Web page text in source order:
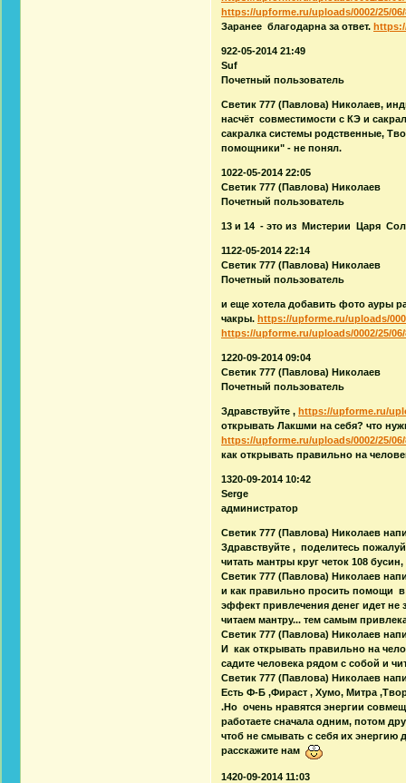
https://upforme.ru/uploads/0002/25/
Заранее благодарна за ответ.
922-05-2014 21:49
Suf
Почетный пользователь
Светик 777 (Павлова) Николаев,
насчёт совместимости с КЭ и
сакралка системы родственные,
помощники" - не понял.
1022-05-2014 22:05
Светик 777 (Павлова) Николаев
Почетный пользователь
13 и 14 - это из Мистерии Царя
1122-05-2014 22:14
Светик 777 (Павлова) Николаев
Почетный пользователь
и еще хотела добавить фото ауры
чакры.https://upforme.ru/uploads/
https://upforme.ru/uploads/0002/25/
1220-09-2014 09:04
Светик 777 (Павлова) Николаев
Почетный пользователь
Здравствуйте ,https://upforme.ru/
открывать Лакшми на себя? что
https://upforme.ru/uploads/0002/25/
как открывать правильно на
1320-09-2014 10:42
Serge
администратор
Светик 777 (Павлова) Николаев
Здравствуйте , поделитесь
читать мантры круг четок 108
Светик 777 (Павлова) Николаев
и как правильно просить помощи
эффект привлечения денег идет не
читаем мантру... тем самым
Светик 777 (Павлова) Николаев
И как открывать правильно на
садите человека рядом с собой и
Светик 777 (Павлова) Николаев
Есть Ф-Б ,Фираст , Хумо, Митра
.Но очень нравятся энергии
работаете сначала одним, потом
чтоб не смывать с себя их
расскажите нам
1420-09-2014 11:03